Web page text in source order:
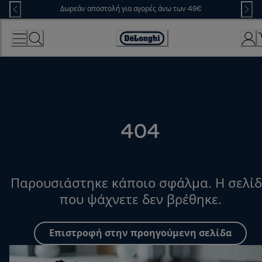
Skip
to
Content
Δωρεάν αποστολή για αγορές άνω των 49€
Accessibility
Statement
404
Παρουσιάστηκε κάποιο σφάλμα. Η
που ψάχνετε δεν βρέθηκε.
Επιστροφή στην προηγούμενη σελίδα